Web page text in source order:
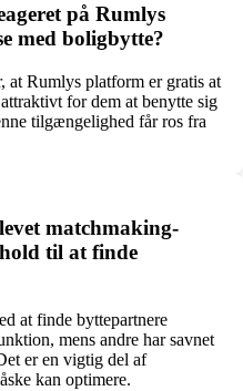
på Rumlys
med boligbytte?
at Rumlys platform er gratis at
for dem at benytte sig
tilgængelighed får ros fra
matchmaking-
til at finde
at finde byttepartnere
mens andre har savnet
er en vigtig del af
kan optimere.